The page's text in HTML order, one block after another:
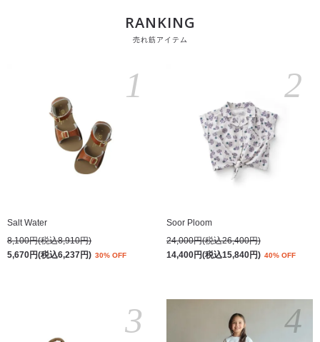
RANKING
売れ筋アイテム
Salt Water
8,100円(税込8,910円)
5,670円(税込6,237円) 30% OFF
1
Soor Ploom
24,000円(税込26,400円)
14,400円(税込15,840円) 40% OFF
2
3 4